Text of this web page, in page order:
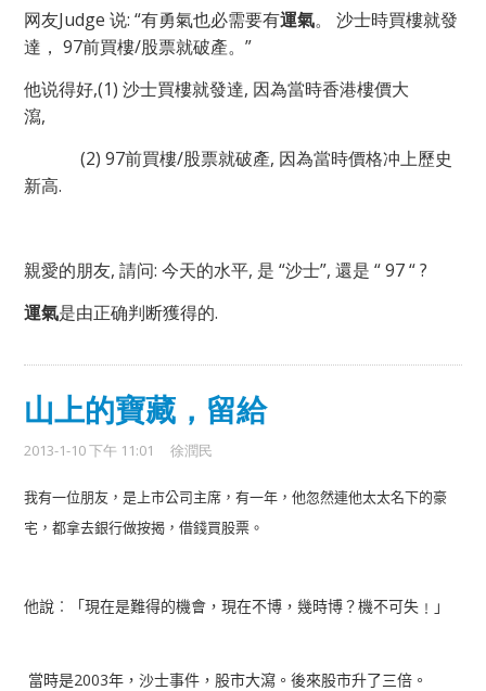
网友Judge 说: “有勇氣也必需要有運氣。 沙士時買樓就發
達， 97前買樓/股票就破產。”
他说得好,(1) 沙士買樓就發達, 因為當時香港樓價大
瀉,
(2) 97前買樓/股票就破產, 因為當時價格冲上歷史
新高.
親愛的朋友, 請问: 今天的水平, 是 “沙士”, 還是 “ 97 “ ?
運氣是由正确判断獲得的.
山上的寶藏，留給
2013-1-10 下午 11:01 徐潤民
我有一位朋友，是上市公司主席，有一年，他忽然連他太太名下的豪
宅，都拿去銀行做按揭，借錢買股票。
他說︰「現在是難得的機會，現在不博，幾時博？機不可失﹗」
當時是2003年，沙士事件，股市大瀉。後來股市升了三倍。